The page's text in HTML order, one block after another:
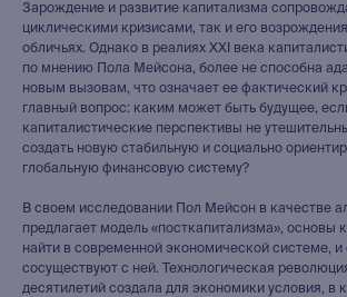
Зарождение и развитие капитализма
циклическими кризисами, так и его
обличьях. Однако в реалиях XXI века
по мнению Пола Мейсона, более не способна
новым вызовам, что означает ее фактический
главный вопрос: каким может быть будущее,
капиталистические перспективы не
создать новую стабильную и социально
глобальную финансовую систему?
В своем исследовании Пол Мейсон в качестве
предлагает модель «посткапитализма», основы
найти в современной экономической системе,
сосуществуют с ней. Технологическая
десятилетий создала для экономики условия, в